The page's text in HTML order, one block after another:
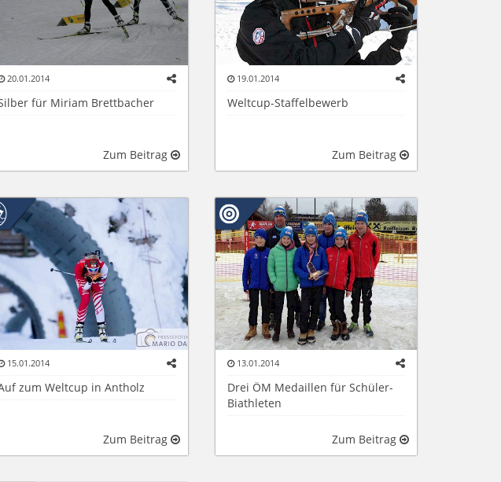
20.01.2014
für Miriam Brettbacher
Zum Beitrag
19.01.2014
Weltcup-Staffelbewerb
Zum Beitrag
15.01.2014
zum Weltcup in Antholz
Zum Beitrag
13.01.2014
Drei ÖM Medaillen für Schüler-
Biathleten
Zum Beitrag